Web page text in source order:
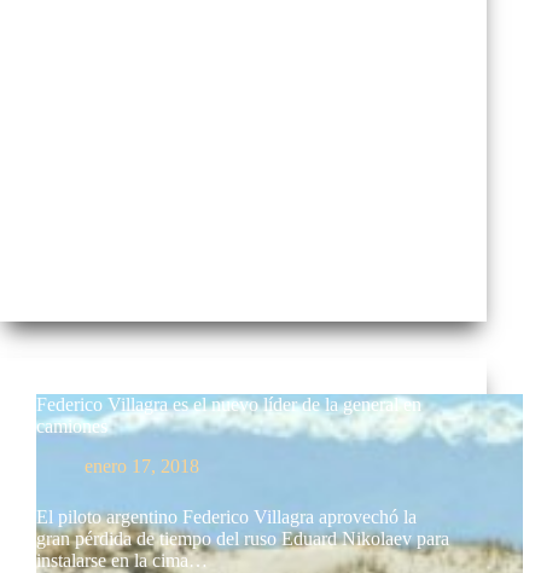
Federico Villagra es el nuevo líder de la general en
camiones
enero 17, 2018
El piloto argentino Federico Villagra aprovechó la
gran pérdida de tiempo del ruso Eduard Nikolaev para
instalarse en la cima…